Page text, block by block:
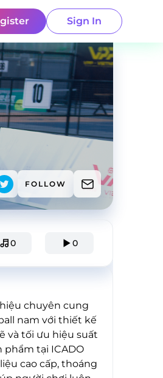
Sign In
FOLLOW
0 0
chuyên cung
nam với thiết kế
và tối ưu hiệu suất
phẩm tại ICADO
cao cấp, thoáng